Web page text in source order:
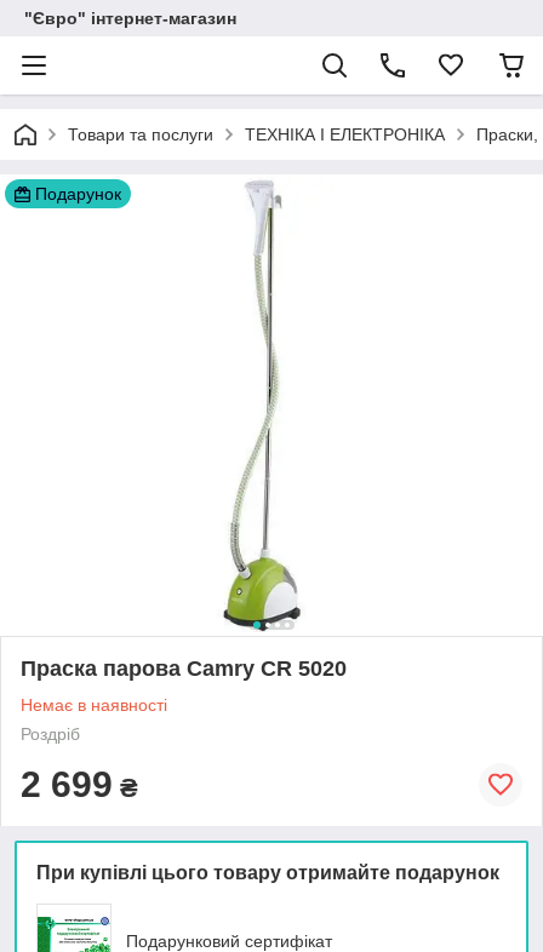
"Євро" інтернет-магазин
Товари та послуги ТЕХНІКА І ЕЛЕКТРОНІКА Праски,
Подарунок
Праска парова Camry CR 5020
Немає в наявності
Роздріб
2 699 ₴
При купівлі цього товару отримайте подарунок
Подарунковий сертифікат